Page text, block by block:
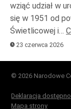
wziąć udział w
się w 1951 od
Świetlicowej i…
23 czerwca 2026
© 2026 Narodowe
Deklaracja
Mapa strony